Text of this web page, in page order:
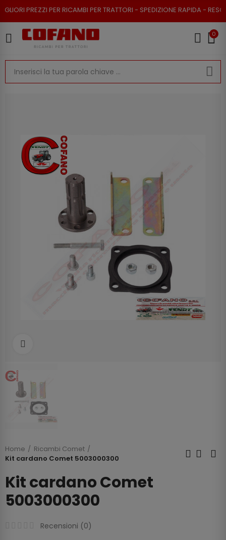
PER RICAMBI PER TRATTORI - SPEDIZIONE RAPIDA - RESO POSSIBILE
0
Home
Ricambi Comet
Kit cardano Comet 5003000300
Kit cardano Comet
5003000300
Recensioni (0)